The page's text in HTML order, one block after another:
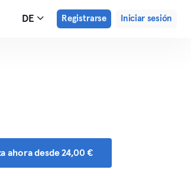
DE Registrarse Iniciar sesión
ahora desde 24,00 €